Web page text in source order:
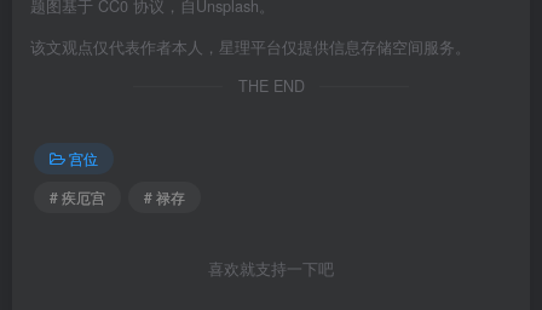
题图基于 CC0 协议，自Unsplash。
该文观点仅代表作者本人，星理平台仅提供信息存储空间服务。
THE END
宫位
# 疾厄宫
# 禄存
喜欢就支持一下吧